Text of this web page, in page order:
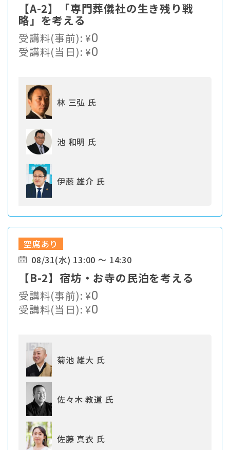
【A-2】「専門葬儀社の生き残り戦
略」を考える
受講料(事前):¥0
受講料(当日):¥0
林 三弘 氏
池 和明 氏
伊藤 雄介 氏
空席あり
08/31(水) 13:00 ～ 14:30
【B-2】宿坊・お寺の民泊を考える
受講料(事前):¥0
受講料(当日):¥0
菊池 雄大 氏
佐々木 教道 氏
佐藤 真衣 氏